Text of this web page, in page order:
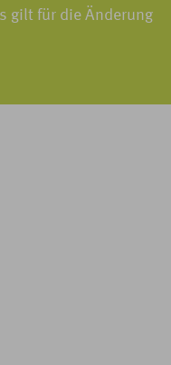
gilt für die Änderung